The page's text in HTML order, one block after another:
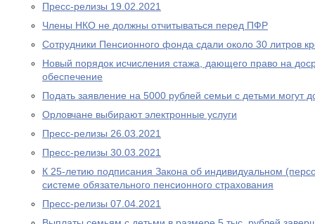
Пресс-релизы 19.02.2021
Члены НКО не должны отчитываться перед ПФР
Сотрудники Пенсионного фонда сдали около 30 литров
Новый порядок исчисления стажа, дающего право на
обеспечение
Подать заявление на 5000 рублей семьи с детьми могут
Орловчане выбирают электронные услуги
Пресс-релизы 26.03.2021
Пресс-релизы 30.03.2021
К 25-летию подписания Закона об индивидуальном
системе обязательного пенсионного страхования
Пресс-релизы 07.04.2021